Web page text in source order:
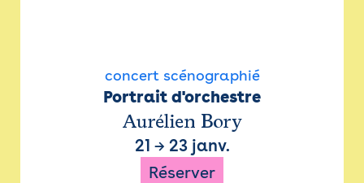
concert scénographié
Portrait d'orchestre
Aurélien Bory
21 → 23 janv.
Réserver